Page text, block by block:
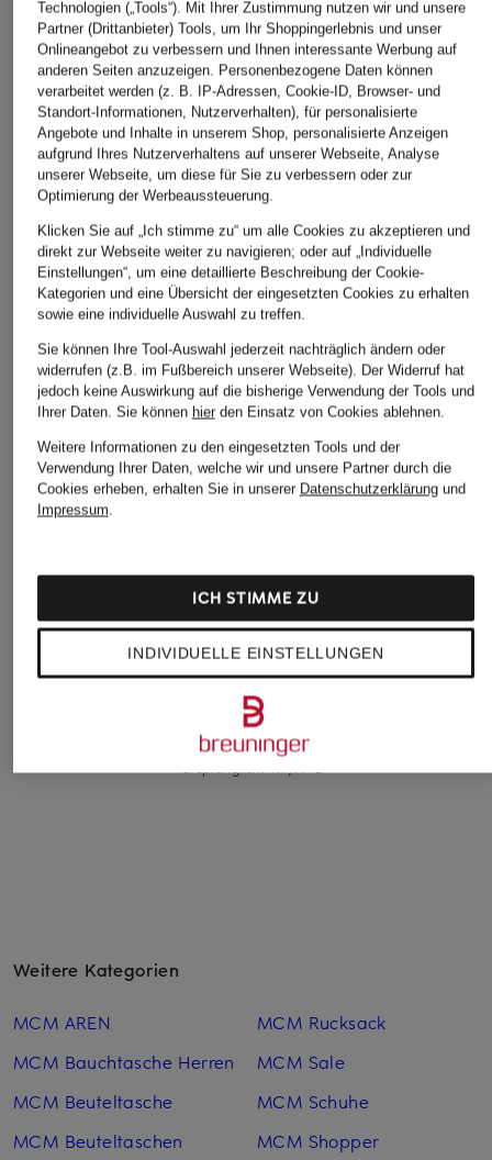
On
ADVANTAGE
160 €
Nike
Sneaker AIR FORCE 1
'07 WB
89,99 €
Bestpreis:80,99 €
TOMMY HILFIGER
99,90 €
Weitere Kategorien
MCM AREN
MCM Bauchtasche Herren
MCM Beuteltasche
MCM Beuteltaschen
MCM Rucksack
MCM Sale
MCM Schuhe
MCM Shopper
Technologien („Tools“). Mit Ihrer Zustimmung nutzen wir und unsere
Partner (Drittanbieter) Tools, um Ihr Shoppingerlebnis und unser
Onlineangebot zu verbessern und Ihnen interessante Werbung auf
anderen Seiten anzuzeigen. Personenbezogene Daten können
verarbeitet werden (z. B. IP-Adressen, Cookie-ID, Browser- und
Standort-Informationen, Nutzerverhalten), für personalisierte
Angebote und Inhalte in unserem Shop, personalisierte Anzeigen
aufgrund Ihres Nutzerverhaltens auf unserer Webseite, Analyse
unserer Webseite, um diese für Sie zu verbessern oder zur
Optimierung der Werbeaussteuerung.
Klicken Sie auf „Ich stimme zu“ um alle Cookies zu akzeptieren und
direkt zur Webseite weiter zu navigieren; oder auf „Individuelle
Einstellungen“, um eine detaillierte Beschreibung der Cookie-
Kategorien und eine Übersicht der eingesetzten Cookies zu erhalten
sowie eine individuelle Auswahl zu treffen.
Sie können Ihre Tool-Auswahl jederzeit nachträglich ändern oder
widerrufen (z.B. im Fußbereich unserer Webseite). Der Widerruf hat
jedoch keine Auswirkung auf die bisherige Verwendung der Tools und
Ihrer Daten. Sie können hierden Einsatz von Cookies ablehnen.
Weitere Informationen zu den eingesetzten Tools und der
Verwendung Ihrer Daten, welche wir und unsere Partner durch die
Cookies erheben, erhalten Sie in unserer Datenschutzerklärungund
Impressum.
INDIVIDUELLE EINSTELLUNGEN
ICH STIMME ZU